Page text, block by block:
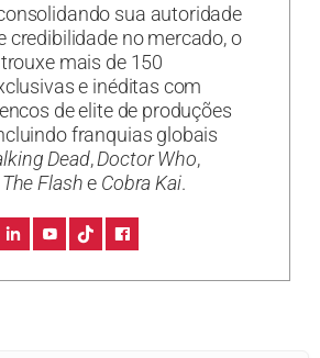
sua autoridade
credibilidade no mercado, o
mais de 150
e inéditas com
de elite de produções
franquias globais
Dead,Doctor Who,
The Flashe Cobra Kai.